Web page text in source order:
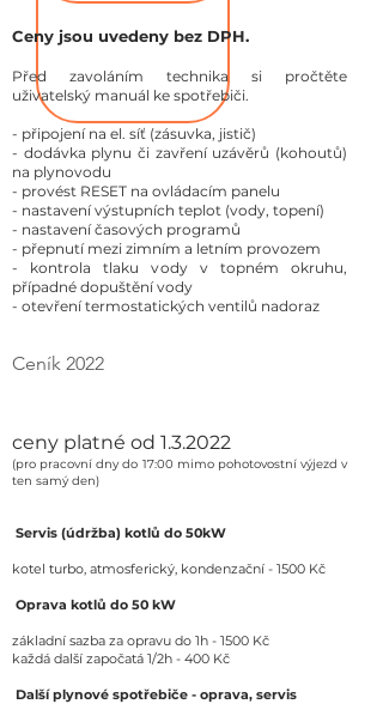
Ceny jsou uvedeny bez DPH.
Před zavoláním technika si pročtěte
uživatelský manuál ke spotřebiči.
- připojení na el. síť (zásuvka, jistič)
- dodávka plynu či zavření uzávěrů (kohoutů)
na plynovodu
- provést RESET na ovládacím panelu
- nastavení výstupních teplot (vody, topení)
- nastavení časových programů
- přepnutí mezi zimním a letním provozem
- kontrola tlaku vody v topném okruhu,
případné dopuštění vody
- otevření termostatických ventilů nadoraz
Ceník 2022
ceny platné od 1.3.2022
(pro pracovní dny do 17:00 mimo pohotovostní výjezd v
ten samý den)
Servis (údržba) kotlů do 50kW
kotel turbo, atmosferický, kondenzační - 1500 Kč
Oprava kotlů do 50 kW
základní sazba za opravu do 1h - 1500 Kč
každá další započatá 1/2h - 400 Kč
Další plynové spotřebiče - oprava, servis